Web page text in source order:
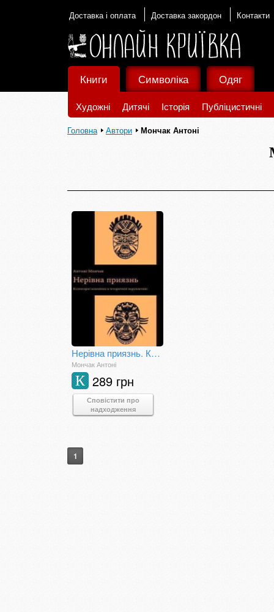
Доставка і оплата Доставка закордон Контакти
Книги
Художні Дитячі Історія Публіцистичні
Символіка Одяг
Головна Автори Мончак Антоні
Нерівна приязнь. Клієнтарні взаємини в історичній перспективі
Мончак Антоні
289 грн
К
Сповістити про
надходження
1